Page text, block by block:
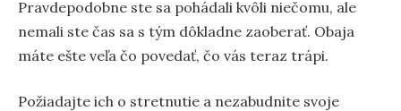
Pravdepodobne ste sa pohádali kvôli niečomu, ale
nemali ste čas sa s tým dôkladne zaoberať. Obaja
máte ešte veľa čo povedať, čo vás teraz trápi.
Požiadajte ich o stretnutie a nezabudnite svoje